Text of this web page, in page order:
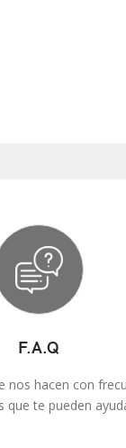
F.A.Q
nos hacen con
que te pueden